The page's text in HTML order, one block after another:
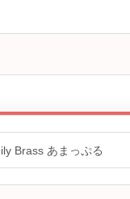
Brass あまっぷる